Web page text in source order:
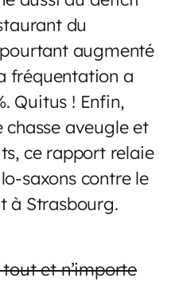
du
augmenté
fréquentation a
Quitus ! Enfin,
aveugle et
ce rapport relaie
saxons contre le
à Strasbourg.
et n’importe